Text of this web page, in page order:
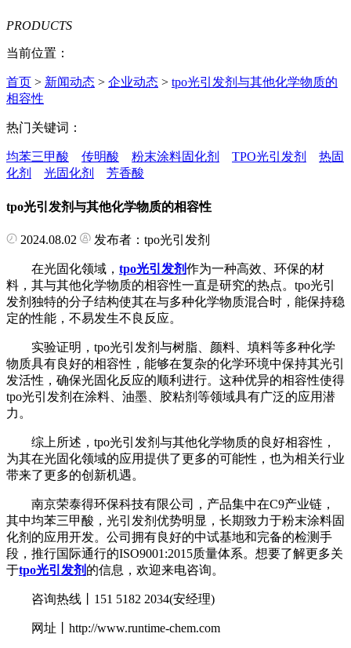
PRODUCTS
当前位置：
首页 > 新闻动态 > 企业动态 > tpo光引发剂与其他化学物质的
相容性
热门关键词：
均苯三甲酸 传明酸 粉末涂料固化剂 TPO光引发剂
热固
化剂
光固化剂 芳香酸
tpo光引发剂与其他化学物质的相容性
2024.08.02 发布者：tpo光引发剂
在光固化领域， tpo光引发剂作为一种高效、环保的材
料，其与其他化学物质的相容性一直是研究的热点。tpo光引
发剂独特的分子结构使其在与多种化学物质混合时，能保持稳
定的性能，不易发生不良反应。
实验证明，tpo光引发剂与树脂、颜料、填料等多种化学
物质具有良好的相容性，能够在复杂的化学环境中保持其光引
发活性，确保光固化反应的顺利进行。这种优异的相容性使得
tpo光引发剂在涂料、油墨、胶粘剂等领域具有广泛的应用潜
力。
综上所述，tpo光引发剂与其他化学物质的良好相容性，
为其在光固化领域的应用提供了更多的可能性，也为相关行业
带来了更多的创新机遇。
南京荣泰得环保科技有限公司，产品集中在C9产业链，
其中均苯三甲酸，光引发剂优势明显，长期致力于粉末涂料固
化剂的应用开发。公司拥有良好的中试基地和完备的检测手
段，推行国际通行的ISO9001:2015质量体系。想要了解更多关
于tpo光引发剂 的信息，欢迎来电咨询。
咨询热线丨151 5182 2034(安经理)
网址丨http://www.runtime-chem.com